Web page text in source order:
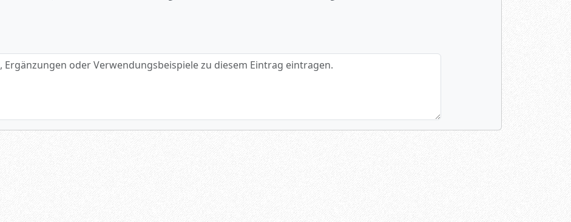
oder Verwendungsbeispiele zu diesem Eintrag eintragen.